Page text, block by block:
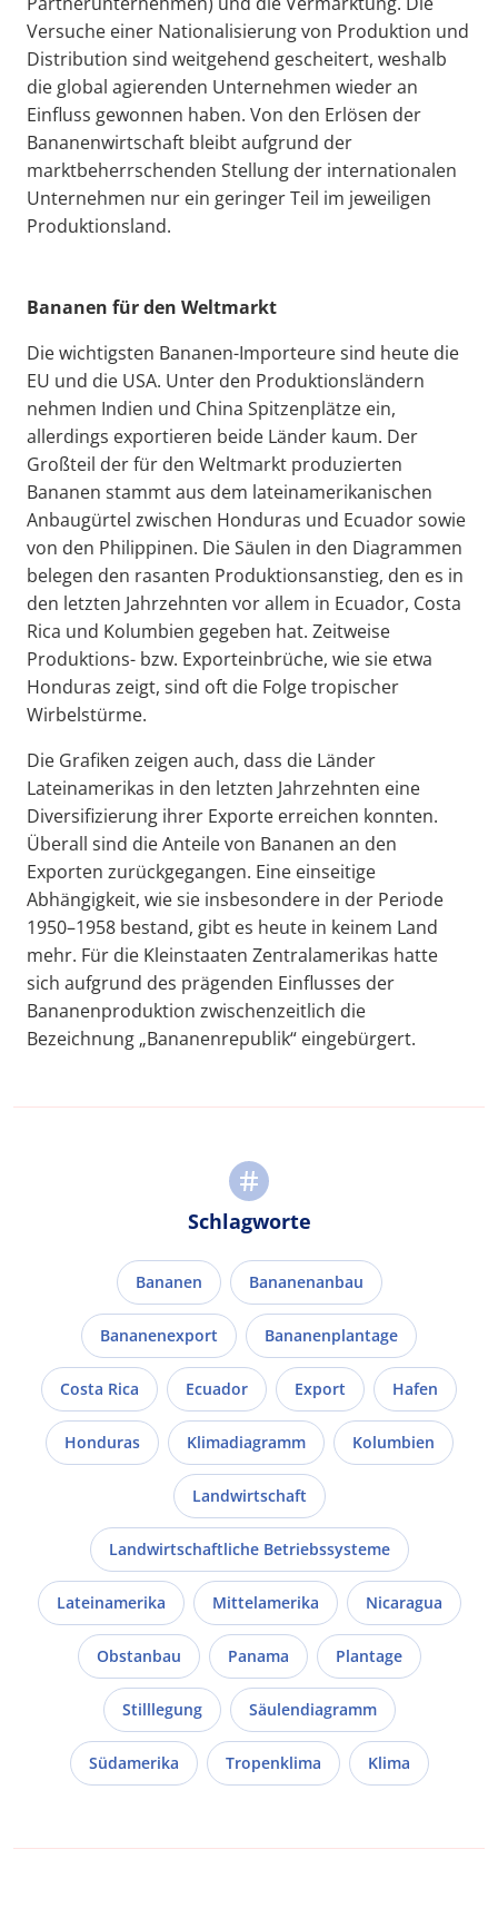
Versuche einer Nationalisierung von Produktion und
Distribution sind weitgehend gescheitert, weshalb
die global agierenden Unternehmen wieder an
Einfluss gewonnen haben. Von den Erlösen der
Bananenwirtschaft bleibt aufgrund der
marktbeherrschenden Stellung der internationalen
Unternehmen nur ein geringer Teil im jeweiligen
Produktionsland.
Bananen für den Weltmarkt
Die wichtigsten Bananen-Importeure sind heute die
EU und die USA. Unter den Produktionsländern
nehmen Indien und China Spitzenplätze ein,
allerdings exportieren beide Länder kaum. Der
Großteil der für den Weltmarkt produzierten
Bananen stammt aus dem lateinamerikanischen
Anbaugürtel zwischen Honduras und Ecuador sowie
von den Philippinen. Die Säulen in den Diagrammen
belegen den rasanten Produktionsanstieg, den es in
den letzten Jahrzehnten vor allem in Ecuador, Costa
Rica und Kolumbien gegeben hat. Zeitweise
Produktions- bzw. Exporteinbrüche, wie sie etwa
Honduras zeigt, sind oft die Folge tropischer
Wirbelstürme.
Die Grafiken zeigen auch, dass die Länder
Lateinamerikas in den letzten Jahrzehnten eine
Diversifizierung ihrer Exporte erreichen konnten.
Überall sind die Anteile von Bananen an den
Exporten zurückgegangen. Eine einseitige
Abhängigkeit, wie sie insbesondere in der Periode
1950–1958 bestand, gibt es heute in keinem Land
mehr. Für die Kleinstaaten Zentralamerikas hatte
sich aufgrund des prägenden Einflusses der
Bananenproduktion zwischenzeitlich die
Bezeichnung „Bananenrepublik“ eingebürgert.
Schlagworte
Bananen Bananenanbau
Bananenexport Bananenplantage
Costa Rica Ecuador Export Hafen
Honduras Klimadiagramm Kolumbien
Landwirtschaft
Landwirtschaftliche Betriebssysteme
Lateinamerika Mittelamerika Nicaragua
Obstanbau Panama Plantage
Stilllegung Säulendiagramm
Südamerika Tropenklima Klima